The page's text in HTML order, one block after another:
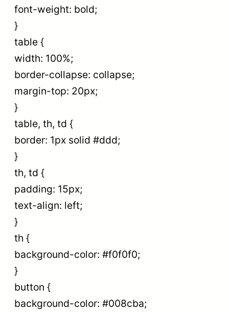
font-weight: bold;
}
table {
width: 100%;
border-collapse: collapse;
margin-top: 20px;
}
table, th, td {
border: 1px solid #ddd;
}
th, td {
padding: 15px;
text-align: left;
}
th {
background-color: #f0f0f0;
}
button {
background-color: #008cba;